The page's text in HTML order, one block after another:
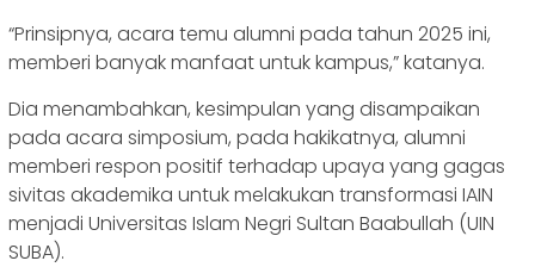
“Prinsipnya, acara temu alumni pada tahun 2025 ini,
memberi banyak manfaat untuk kampus,” katanya.
Dia menambahkan, kesimpulan yang disampaikan
pada acara simposium, pada hakikatnya, alumni
memberi respon positif terhadap upaya yang gagas
sivitas akademika untuk melakukan transformasi IAIN
menjadi Universitas Islam Negri Sultan Baabullah (UIN
SUBA).